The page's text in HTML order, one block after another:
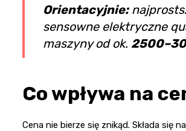
Orientacyjnie:
sensowne elektryczne
maszyny od ok.
Co wpływa na
Cena nie bierze się znikąd. Składa